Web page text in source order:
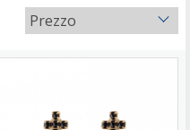
Prezzo